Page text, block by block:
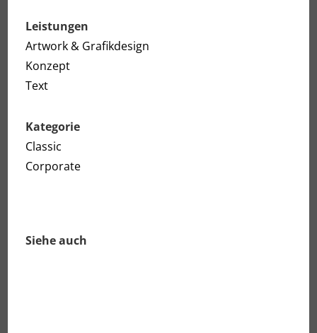
Leistungen
Artwork & Grafikdesign
Konzept
Text
Kategorie
Classic
Corporate
Siehe auch